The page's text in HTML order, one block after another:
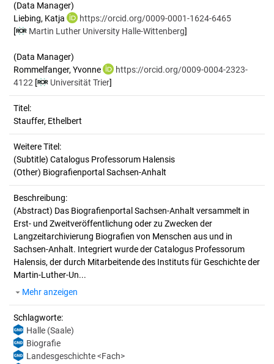
(Data Manager)
Liebing, Katja
https://orcid.org/0009-0001-1624-6465
[
Martin Luther University Halle-Wittenberg]
(Data Manager)
Rommelfanger, Yvonne
https://orcid.org/0009-0004-2323-
4122 [ Universität Trier]
Titel:
Stauffer, Ethelbert
Weitere Titel:
(Subtitle) Catalogus Professorum Halensis
(Other) Biografienportal Sachsen-Anhalt
Beschreibung:
(Abstract) Das Biografienportal Sachsen-Anhalt versammelt in
Erst- und Zweitveröffentlichung oder zu Zwecken der
Langzeitarchivierung Biografien von Menschen aus und in
Sachsen-Anhalt. Integriert wurde der Catalogus Professorum
Halensis, der durch Mitarbeitende des Instituts für Geschichte der
Martin-Luther-Un...
Mehr anzeigen
Schlagworte:
Halle (Saale)
Biografie
Landesgeschichte <Fach>